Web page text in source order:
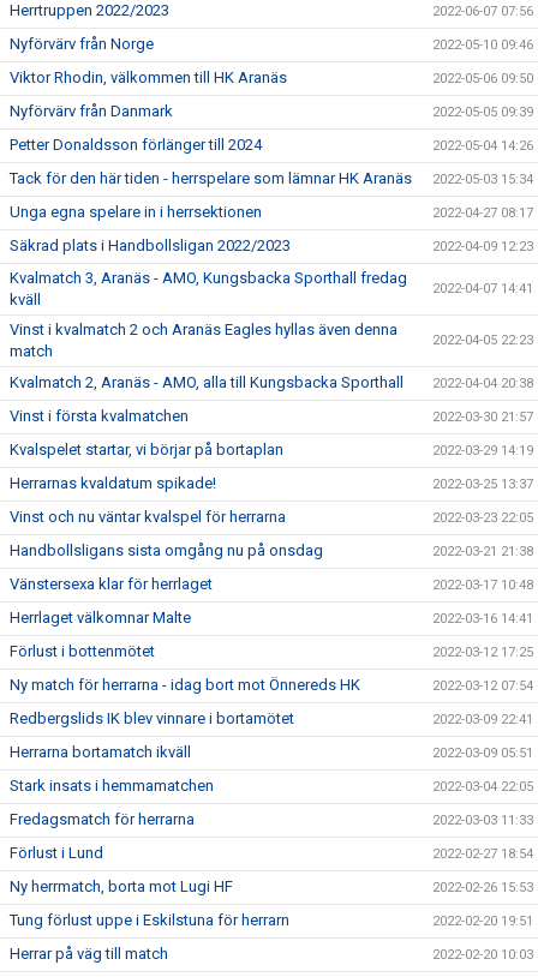
Herrtruppen 2022/2023 2022-06-07 07:56
Nyförvärv från Norge 2022-05-10 09:46
Viktor Rhodin, välkommen till HK Aranäs 2022-05-06 09:50
Nyförvärv från Danmark 2022-05-05 09:39
Petter Donaldsson förlänger till 2024 2022-05-04 14:26
Tack för den här tiden - herrspelare som lämnar HK Aranäs 2022-05-03 15:34
Unga egna spelare in i herrsektionen 2022-04-27 08:17
Säkrad plats i Handbollsligan 2022/2023 2022-04-09 12:23
Kvalmatch 3, Aranäs - AMO, Kungsbacka Sporthall fredag
kväll
2022-04-07 14:41
Vinst i kvalmatch 2 och Aranäs Eagles hyllas även denna
match
2022-04-05 22:23
Kvalmatch 2, Aranäs - AMO, alla till Kungsbacka Sporthall 2022-04-04 20:38
Vinst i första kvalmatchen 2022-03-30 21:57
Kvalspelet startar, vi börjar på bortaplan 2022-03-29 14:19
Herrarnas kvaldatum spikade! 2022-03-25 13:37
Vinst och nu väntar kvalspel för herrarna 2022-03-23 22:05
Handbollsligans sista omgång nu på onsdag 2022-03-21 21:38
Vänstersexa klar för herrlaget 2022-03-17 10:48
Herrlaget välkomnar Malte 2022-03-16 14:41
Förlust i bottenmötet 2022-03-12 17:25
Ny match för herrarna - idag bort mot Önnereds HK 2022-03-12 07:54
Redbergslids IK blev vinnare i bortamötet 2022-03-09 22:41
Herrarna bortamatch ikväll 2022-03-09 05:51
Stark insats i hemmamatchen 2022-03-04 22:05
Fredagsmatch för herrarna 2022-03-03 11:33
Förlust i Lund 2022-02-27 18:54
Ny herrmatch, borta mot Lugi HF 2022-02-26 15:53
Tung förlust uppe i Eskilstuna för herrarn 2022-02-20 19:51
Herrar på väg till match 2022-02-20 10:03